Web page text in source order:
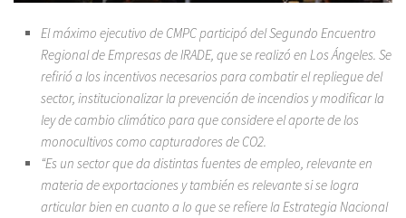
El máximo ejecutivo de CMPC participó del Segundo Encuentro
Regional de Empresas de IRADE, que se realizó en Los Ángeles. Se
refirió a los incentivos necesarios para combatir el repliegue del
sector, institucionalizar la prevención de incendios y modificar la
ley de cambio climático para que considere el aporte de los
monocultivos como capturadores de CO2.
“Es un sector que da distintas fuentes de empleo, relevante en
materia de exportaciones y también es relevante si se logra
articular bien en cuanto a lo que se refiere la Estrategia Nacional